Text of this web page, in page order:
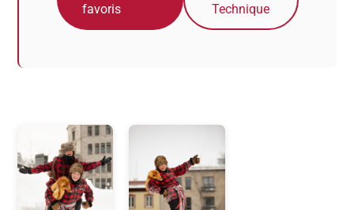
favoris
Technique